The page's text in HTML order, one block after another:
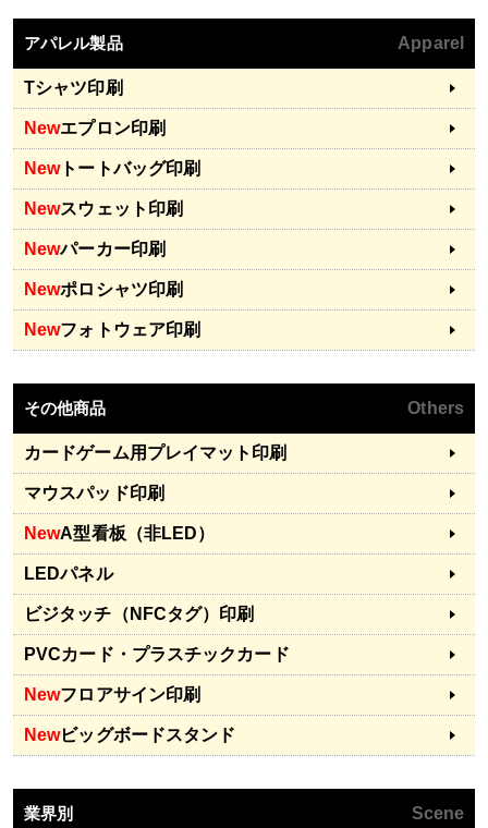
アパレル製品 Apparel
Tシャツ印刷
Newエプロン印刷
Newトートバッグ印刷
Newスウェット印刷
Newパーカー印刷
Newポロシャツ印刷
Newフォトウェア印刷
その他商品 Others
カードゲーム用プレイマット印刷
マウスパッド印刷
NewA型看板（非LED）
LEDパネル
ビジタッチ（NFCタグ）印刷
PVCカード・プラスチックカード
Newフロアサイン印刷
Newビッグボードスタンド
業界別 Scene